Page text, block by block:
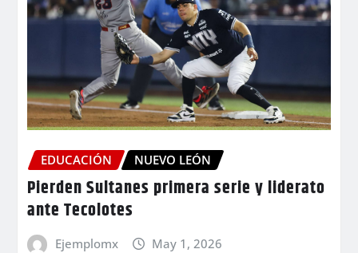
EDUCACIÓN NUEVO LEÓN
Pierden Sultanes primera serie y liderato
ante Tecolotes
Ejemplomx May 1, 2026